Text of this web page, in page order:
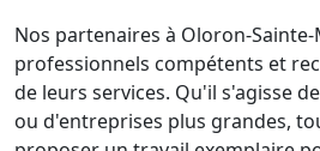
Nos partenaires à Oloron-
professionnels compétents et
de leurs services. Qu'il s'agisse
ou d'entreprises plus grandes,